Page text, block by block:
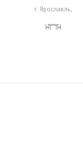
г. Ярославль,